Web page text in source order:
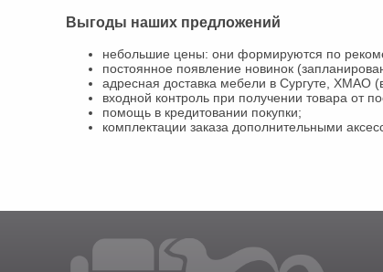
Выгоды наших предложений
небольшие цены: они формируются по
постоянное появление новинок
адресная доставка мебели в Сургуте, ХМАО
входной контроль при получении товара от
помощь в кредитовании покупки;
комплектации заказа дополнительными